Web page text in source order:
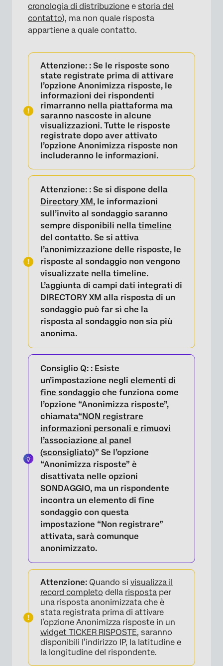
cronologia di distribuzione e storia del
contatto), ma non quale risposta
appartiene a quale contatto.
Attenzione: : Se le risposte sono
state registrate prima di attivare
l’opzione Anonimizza risposte, le
informazioni dei rispondenti
rimarranno nella piattaforma ma
saranno nascoste in alcune
visualizzazioni. Tutte le risposte
registrate dopo aver attivato
l’opzione Anonimizza risposte non
includeranno le informazioni.
Attenzione: : Se si dispone della
Directory XM , le informazioni
sull’invito al sondaggio saranno
sempre disponibili nella timeline
del contatto. Se si attiva
l’anonimizzazione delle risposte, le
risposte al sondaggio non vengono
visualizzate nella timeline.
L’aggiunta di campi dati integrati di
DIRECTORY XM alla risposta di un
sondaggio può far sì che la
risposta al sondaggio non sia più
anonima.
Consiglio Q: : Esiste
un’impostazione negli elementi di
fine sondaggio che funziona come
l’opzione “Anonimizza risposte”,
chiamata“NON registrare
informazioni personali e rimuovi
l’associazione al panel
(sconsigliato)” Se l’opzione
“Anonimizza risposte” è
disattivata nelle opzioni
SONDAGGIO, ma un rispondente
incontra un elemento di fine
sondaggio con questa
impostazione “Non registrare”
attivata, sarà comunque
anonimizzato.
Attenzione: Quando si visualizza il
record completo della risposta per
una risposta anonimizzata che è
stata registrata prima di attivare
l’opzione Anonimizza risposte in un
widget TICKER RISPOSTE, saranno
disponibili l’indirizzo IP, la latitudine e
la longitudine del rispondente.